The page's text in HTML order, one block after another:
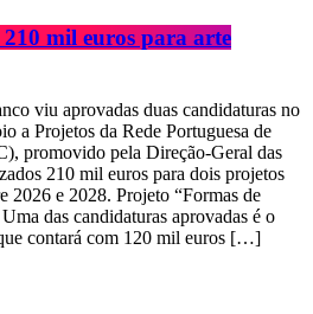
mil euros para arte
viu aprovadas duas candidaturas no
a Projetos da Rede Portuguesa de
promovido pela Direção-Geral das
210 mil euros para dois projetos
2026 e 2028. Projeto “Formas de
das candidaturas aprovadas é o
contará com 120 mil euros […]